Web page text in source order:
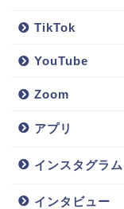
TikTok
YouTube
Zoom
アプリ
インスタグラム
インタビュー